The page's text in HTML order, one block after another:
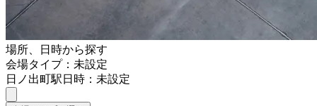
場所、日時から探す
会場タイプ：未設定
日ノ出町駅日時：未設定